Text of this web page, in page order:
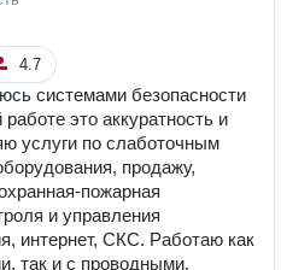
4.7
системами безопасности
это аккуратность и
услуги по слаботочным
продажу,
пожарная
и управления
интернет, СКС. Работаю как
так и с проводными.